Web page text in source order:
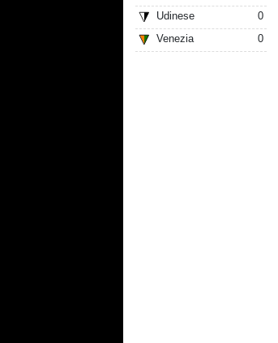
Udinese
0
Venezia
0